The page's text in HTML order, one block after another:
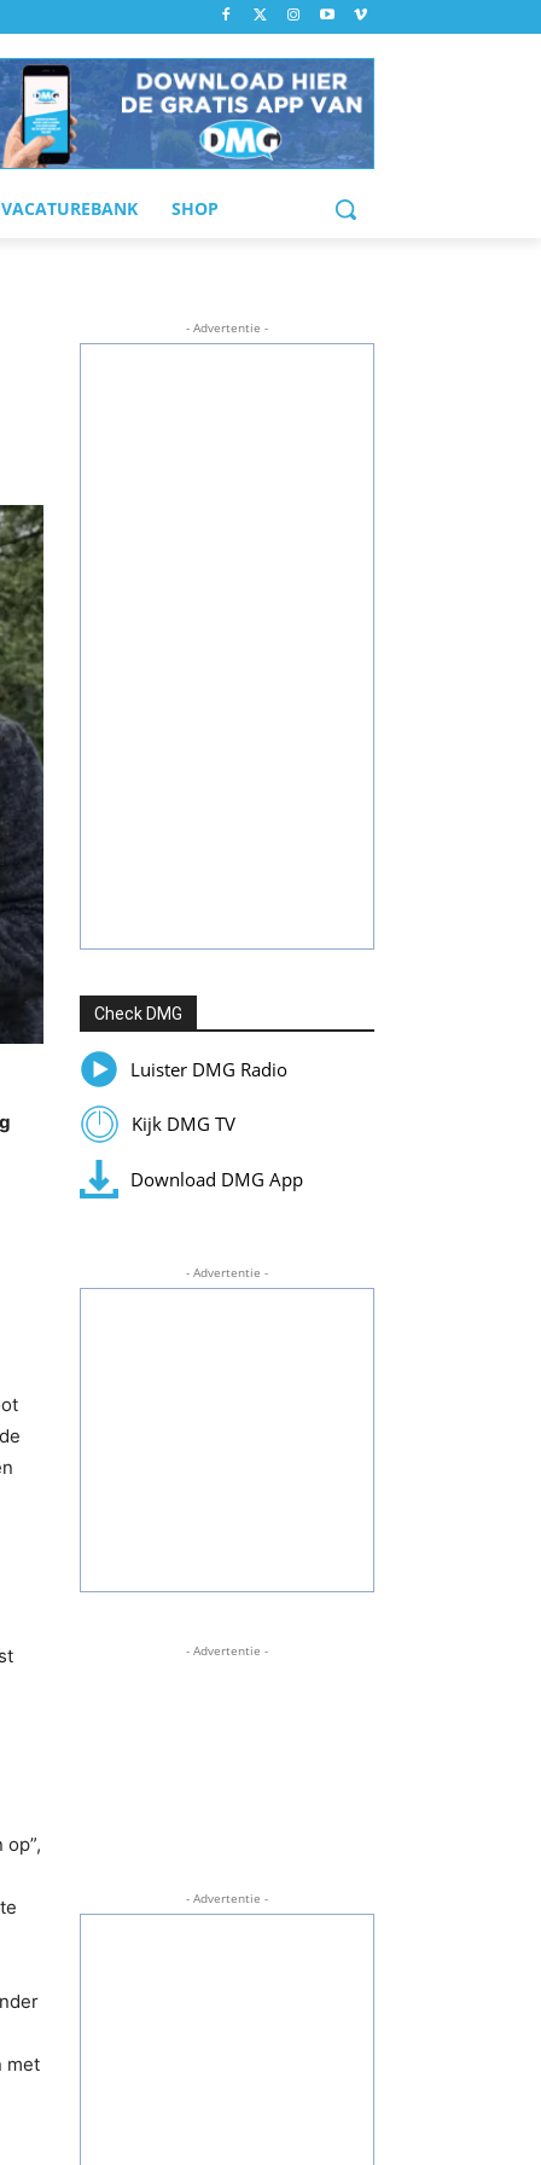
VACATUREBANK SHOP
met
- Advertentie -
Check DMG
Luister DMG Radio
Kijk DMG TV
Download DMG App
- Advertentie -
- Advertentie -
- Advertentie -